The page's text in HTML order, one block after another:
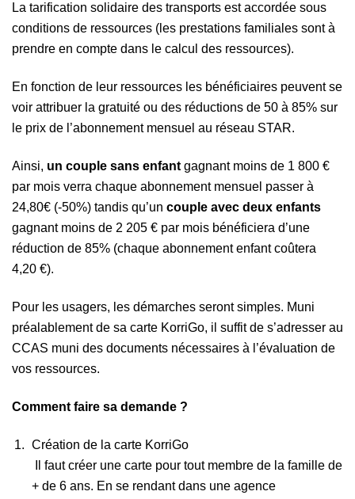
La tarification solidaire des transports est accordée sous
conditions de ressources (les prestations familiales sont à
prendre en compte dans le calcul des ressources).
En fonction de leur ressources les bénéficiaires peuvent se
voir attribuer la gratuité ou des réductions de 50 à 85% sur
le prix de l’abonnement mensuel au réseau STAR.
Ainsi, un couple sans enfantgagnant moins de 1 800 €
par mois verra chaque abonnement mensuel passer à
24,80€ (-50%) tandis qu’un couple avec deux enfants
gagnant moins de 2 205 € par mois bénéficiera d’une
réduction de 85% (chaque abonnement enfant coûtera
4,20 €).
Pour les usagers, les démarches seront simples. Muni
préalablement de sa carte KorriGo, il suffit de s’adresser au
CCAS muni des documents nécessaires à l’évaluation de
vos ressources.
Comment faire sa demande ?
Création de la carte KorriGo
Il faut créer une carte pour tout membre de la famille de
+ de 6 ans. En se rendant dans une agence